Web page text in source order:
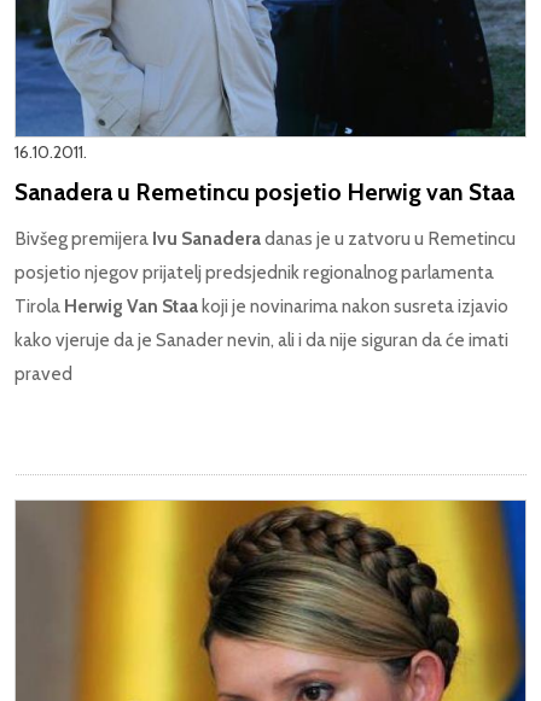
16.10.2011.
Sanadera u Remetincu posjetio Herwig van Staa
Bivšeg premijera Ivu Sanaderadanas je u zatvoru u Remetincu
posjetio njegov prijatelj predsjednik regionalnog parlamenta
Tirola Herwig Van Staa koji je novinarima nakon susreta izjavio
kako vjeruje da je Sanader nevin, ali i da nije siguran da će imati
praved